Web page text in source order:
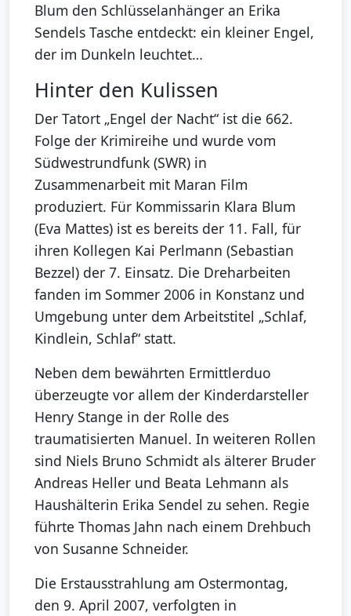
Blum den Schlüsselanhänger an Erika
Sendels Tasche entdeckt: ein kleiner Engel,
der im Dunkeln leuchtet…
Hinter den Kulissen
Der Tatort „Engel der Nacht“ ist die 662.
Folge der Krimireihe und wurde vom
Südwestrundfunk (SWR) in
Zusammenarbeit mit Maran Film
produziert. Für Kommissarin Klara Blum
(Eva Mattes) ist es bereits der 11. Fall, für
ihren Kollegen Kai Perlmann (Sebastian
Bezzel) der 7. Einsatz. Die Dreharbeiten
fanden im Sommer 2006 in Konstanz und
Umgebung unter dem Arbeitstitel „Schlaf,
Kindlein, Schlaf“ statt.
Neben dem bewährten Ermittlerduo
überzeugte vor allem der Kinderdarsteller
Henry Stange in der Rolle des
traumatisierten Manuel. In weiteren Rollen
sind Niels Bruno Schmidt als älterer Bruder
Andreas Heller und Beata Lehmann als
Haushälterin Erika Sendel zu sehen. Regie
führte Thomas Jahn nach einem Drehbuch
von Susanne Schneider.
Die Erstausstrahlung am Ostermontag,
den 9. April 2007, verfolgten in